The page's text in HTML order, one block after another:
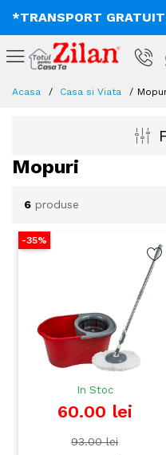
*TRANSPORT GRATUIT
Acasa Casa si Viata
Mopuri
6 produse
-35%
In Stoc
60.00 lei
93.00 lei